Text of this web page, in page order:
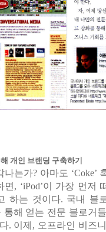
개인 브랜딩 구축하기
는가? 아마도 ‘Coke’
면, ‘iPod’이 가장 먼저
하는 것이다. 국내 블
통해 얻는 전문 블로거
. 이제, 오프라인 비즈